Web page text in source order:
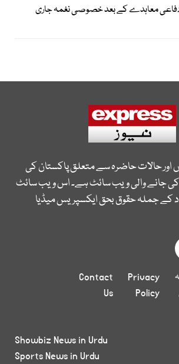
معاہدے کے بعد خصوصی نغمہ جاری
اور حالات حاضرہ سے متعلق پاکستان کی
جانے والی ویب سائٹ ہے۔ اس ویب سائٹ
کے جملہ حقوق بحق ایکسپریس میڈیا
Privacy
Policy
Contact
Us
Showbiz News in Urdu
Sports News in Urdu